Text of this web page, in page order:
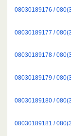
08030189176 /
08030189177 /
08030189178 /
08030189179 /
08030189180 /
08030189181 /